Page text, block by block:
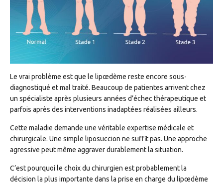
Le vrai problème est que le lipœdème reste encore sous-
diagnostiqué et mal traité. Beaucoup de patientes arrivent chez
un spécialiste après plusieurs années d’échec thérapeutique et
parfois après des interventions inadaptées réalisées ailleurs.
Cette maladie demande une véritable expertise médicale et
chirurgicale. Une simple liposuccion ne suffit pas. Une approche
agressive peut même aggraver durablement la situation.
C’est pourquoi le choix du chirurgien est probablement la
décision la plus importante dans la prise en charge du lipœdème